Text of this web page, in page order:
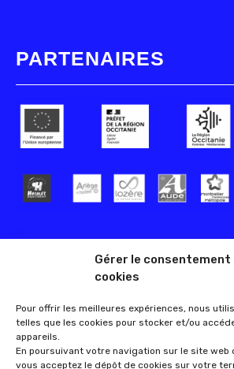
Gérer le consentement
cookies
Pour offrir les meilleures expériences, nous
telles que les cookies pour stocker et/ou
appareils.
En poursuivant votre navigation sur le site web
vous acceptez le dépôt de cookies sur votre
PARTENAIRES